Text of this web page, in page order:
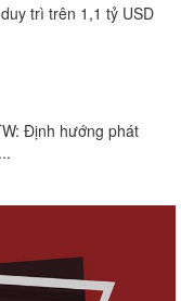
trì trên 1,1 tỷ USD
Định hướng phát